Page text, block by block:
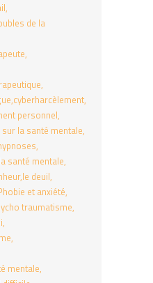
de la
cyberharcèlement
personnel
la santé mentale
santé mentale
le deuil
et anxiété
traumatisme
mentale